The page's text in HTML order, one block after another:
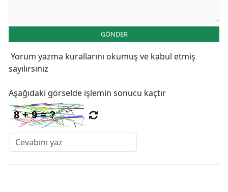
GÖNDER
Yorum yazma kurallarını okumuş ve kabul etmiş
sayılırsınız
Aşağıdaki görselde işlemin sonucu kaçtır